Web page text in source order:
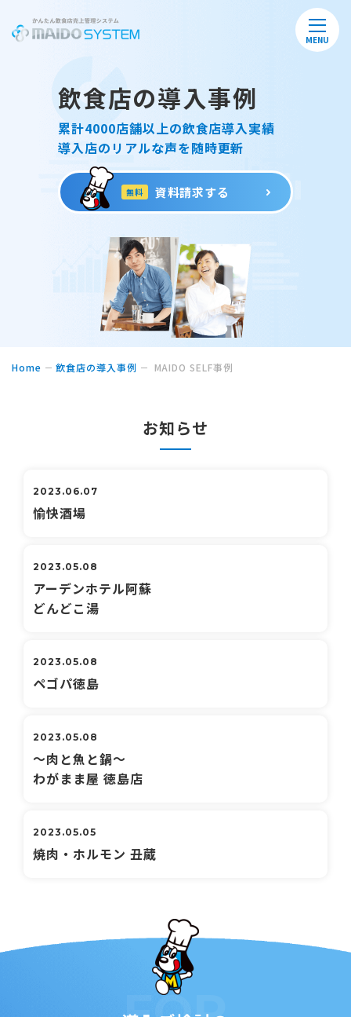
MENU
飲食店の導入事例
累計4000店舗以上の飲食店導入実績
導入店のリアルな声を随時更新
無料 資料請求する
Home 飲食店の導入事例 MAIDO SELF事例
お知らせ
2023.06.07
愉快酒場
2023.05.08
アーデンホテル阿蘇
どんどこ湯
2023.05.08
ペゴパ徳島
2023.05.08
～肉と魚と鍋～
わがまま屋 徳島店
2023.05.05
焼肉・ホルモン 丑蔵